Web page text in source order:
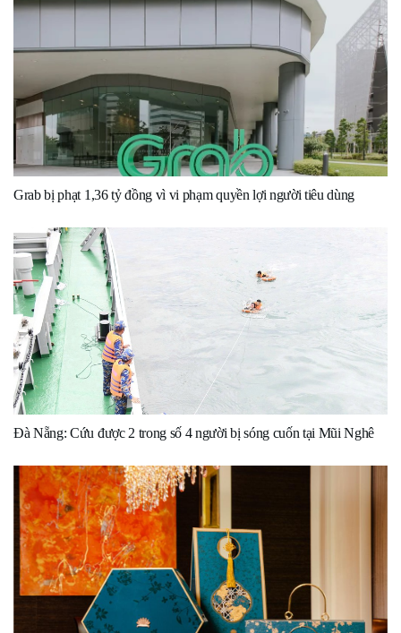
Grab bị phạt 1,36 tỷ đồng vì vi phạm quyền lợi người tiêu dùng
Đà Nẵng: Cứu được 2 trong số 4 người bị sóng cuốn tại Mũi Nghê